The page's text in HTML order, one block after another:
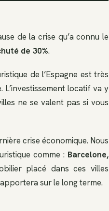
de la crise qu’a connu le
de 30%.
de l’Espagne est très
L’investissement locatif va y
ne se valent pas si vous
crise économique. Nous
comme : Barcelone,
placé dans ces villes
sur le long terme.